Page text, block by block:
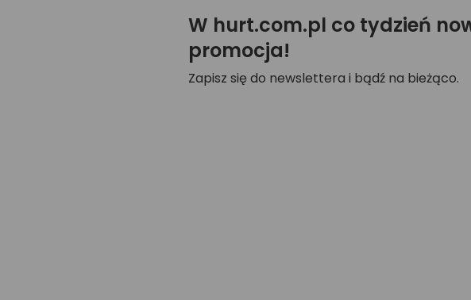
W hurt.com.pl co tydzień
promocja!
Zapisz się do newslettera i bądź na bieżąco.